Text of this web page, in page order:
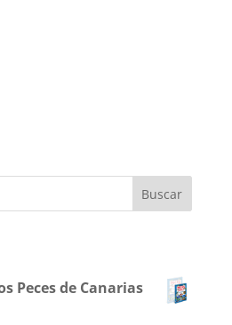
Peces de Canarias